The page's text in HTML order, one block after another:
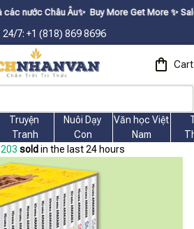
Âu✨ Buy More Get Moreㅤ ✨ㅤ Sale up to
24/7: +1 (818) 869 8696
Cart
Truyện
Tranh
Nuôi Dạy
Con
Văn học Việt
Nam
203 sold in the last 24 hours